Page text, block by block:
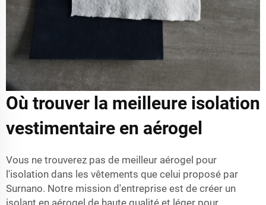
Où trouver la meilleure isolation
vestimentaire en aérogel
Vous ne trouverez pas de meilleur aérogel pour
l'isolation dans les vêtements que celui proposé par
Surnano. Notre mission d'entreprise est de créer un